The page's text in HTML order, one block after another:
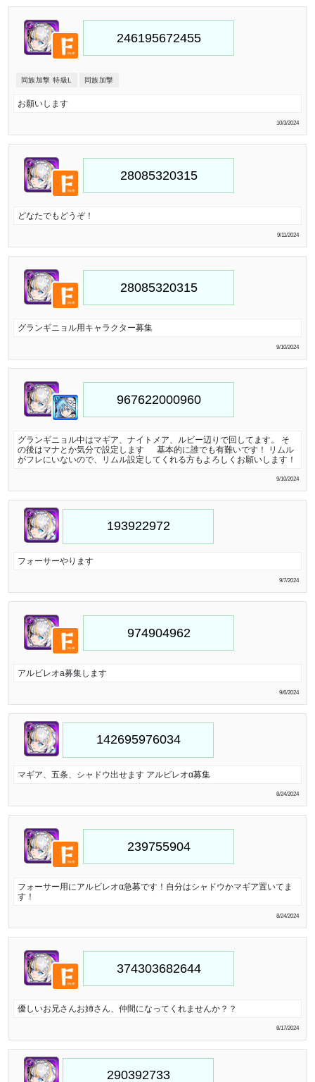
同族加撃 特級L 同族加撃
お願いします
10/3/2024
どなたでもどうぞ！
9/11/2024
グランギニョル用キャラクター募集
9/10/2024
グランギニョル中はマギア、ナイトメア、ルビー辺りで回してます。 そ
の後はマナとか気分で設定します 基本的に誰でも有難いです！ リムル
がフレにいないので、リムル設定してくれる方もよろしくお願いします！
9/10/2024
フォーサーやります
9/7/2024
アルビレオa募集します
9/6/2024
マギア、五条、シャドウ出せます アルビレオα募集
8/24/2024
フォーサー用にアルビレオα急募です！自分はシャドウかマギア置いてま
す！
8/24/2024
優しいお兄さんお姉さん、仲間になってくれませんか？？
8/17/2024